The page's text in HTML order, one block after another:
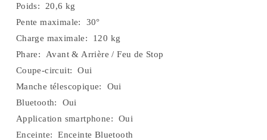
Poids: 20,6 kg
Pente maximale: 30°
Charge maximale: 120 kg
Phare: Avant & Arrière / Feu de Stop
Coupe-circuit: Oui
Manche télescopique: Oui
Bluetooth: Oui
Application smartphone: Oui
Enceinte: Enceinte Bluetooth